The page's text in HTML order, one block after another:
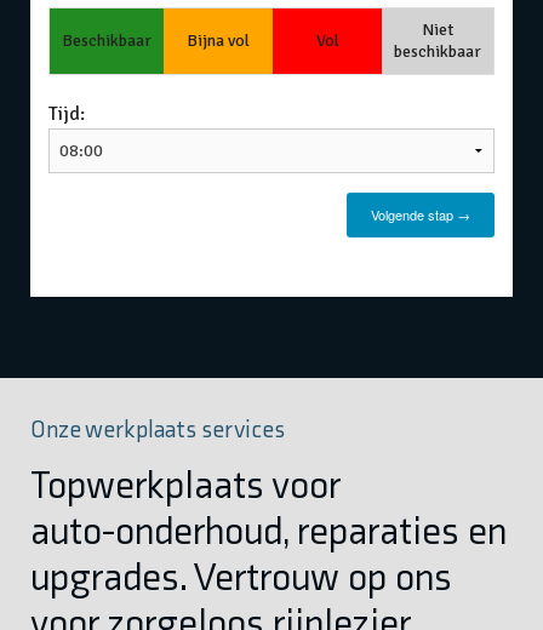
Onze werkplaats services
Topwerkplaats voor
auto-onderhoud, reparaties en
upgrades. Vertrouw op ons